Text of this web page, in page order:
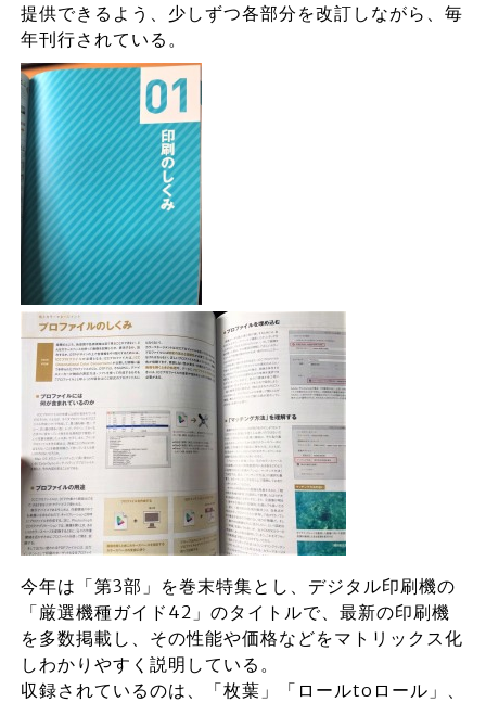
提供できるよう、少しずつ各部分を改訂しながら、毎
年刊行されている。
今年は「第3部」を巻末特集とし、デジタル印刷機の
「厳選機種ガイド42」のタイトルで、最新の印刷機
を多数掲載し、その性能や価格などをマトリックス化
しわかりやすく説明している。
収録されているのは、「枚葉」「ロールtoロール」、